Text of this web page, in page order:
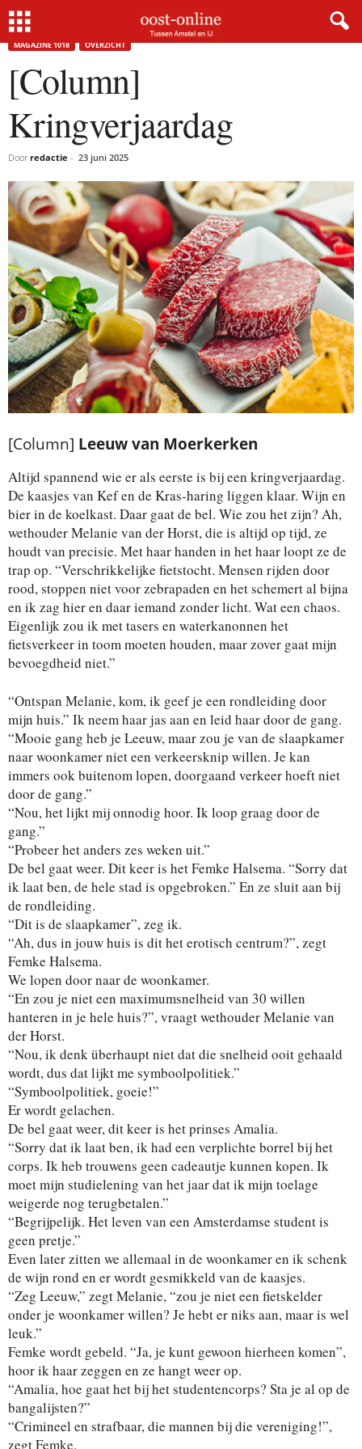
Home Kringverjaardag
MAGAZINE 1018 OVERZICHT
[Column]
Kringverjaardag
Door redactie - 23 juni 2025
[Column] Leeuw van Moerkerken
Altijd spannend wie er als eerste is bij een kringverjaardag.
De kaasjes van Kef en de Kras-haring liggen klaar. Wijn en
bier in de koelkast. Daar gaat de bel. Wie zou het zijn? Ah,
wethouder Melanie van der Horst, die is altijd op tijd, ze
houdt van precisie. Met haar handen in het haar loopt ze de
trap op. “Verschrikkelijke fietstocht. Mensen rijden door
rood, stoppen niet voor zebrapaden en het schemert al bijna
en ik zag hier en daar iemand zonder licht. Wat een chaos.
Eigenlijk zou ik met tasers en waterkanonnen het
fietsverkeer in toom moeten houden, maar zover gaat mijn
bevoegdheid niet.”
“Ontspan Melanie, kom, ik geef je een rondleiding door
mijn huis.” Ik neem haar jas aan en leid haar door de gang.
“Mooie gang heb je Leeuw, maar zou je van de slaapkamer
naar woonkamer niet een verkeersknip willen. Je kan
immers ook buitenom lopen, doorgaand verkeer hoeft niet
door de gang.”
“Nou, het lijkt mij onnodig hoor. Ik loop graag door de
gang.”
“Probeer het anders zes weken uit.”
De bel gaat weer. Dit keer is het Femke Halsema. “Sorry dat
ik laat ben, de hele stad is opgebroken.” En ze sluit aan bij
de rondleiding.
“Dit is de slaapkamer”, zeg ik.
“Ah, dus in jouw huis is dit het erotisch centrum?”, zegt
Femke Halsema.
We lopen door naar de woonkamer.
“En zou je niet een maximumsnelheid van 30 willen
hanteren in je hele huis?”, vraagt wethouder Melanie van
der Horst.
“Nou, ik denk überhaupt niet dat die snelheid ooit gehaald
wordt, dus dat lijkt me symboolpolitiek.”
“Symboolpolitiek, goeie!”
Er wordt gelachen.
De bel gaat weer, dit keer is het prinses Amalia.
“Sorry dat ik laat ben, ik had een verplichte borrel bij het
corps. Ik heb trouwens geen cadeautje kunnen kopen. Ik
moet mijn studielening van het jaar dat ik mijn toelage
weigerde nog terugbetalen.”
“Begrijpelijk. Het leven van een Amsterdamse student is
geen pretje.”
Even later zitten we allemaal in de woonkamer en ik schenk
de wijn rond en er wordt gesmikkeld van de kaasjes.
“Zeg Leeuw,” zegt Melanie, “zou je niet een fietskelder
onder je woonkamer willen? Je hebt er niks aan, maar is wel
leuk.”
Femke wordt gebeld. “Ja, je kunt gewoon hierheen komen”,
hoor ik haar zeggen en ze hangt weer op.
“Amalia, hoe gaat het bij het studentencorps? Sta je al op de
bangalijsten?”
“Crimineel en strafbaar, die mannen bij die vereniging!”,
zegt Femke.